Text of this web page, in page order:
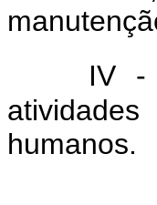
IV -
humanos.